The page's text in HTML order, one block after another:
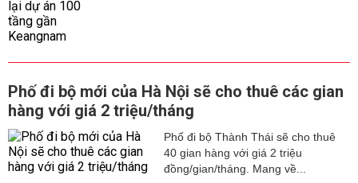
Phố đi bộ mới của Hà Nội sẽ cho thuê các gian
hàng với giá 2 triệu/tháng
Phố đi bộ Thành Thái sẽ cho thuê
40 gian hàng với giá 2 triệu
đồng/gian/tháng. Mang về...